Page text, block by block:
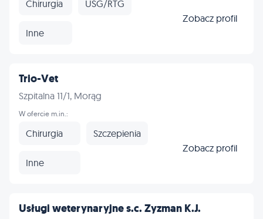
Chirurgia USG/RTG
Inne
Zobacz profil
Trio-Vet
Szpitalna 11/1, Morąg
W ofercie m.in.:
Chirurgia Szczepienia
Inne
Zobacz profil
Usługi weterynaryjne s.c. Zyzman K.J.